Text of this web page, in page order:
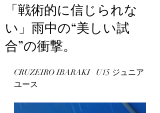
「戦術的に信じられな
い」雨中の“美しい試
合”の衝撃。
CRUZEIRO IBARAKI   U15 ジュニア
ユース